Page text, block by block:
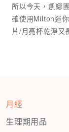
所以今天，凱娜
確使用Milton迷
月經
生理期用品